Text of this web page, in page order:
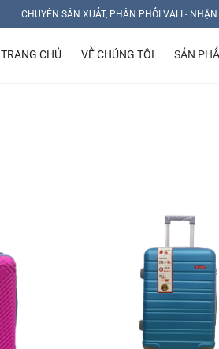
CHUYÊN SẢN XUẤT, PHÂN PHỐI VALI -
TRANG CHỦ VỀ CHÚNG TÔI SẢN